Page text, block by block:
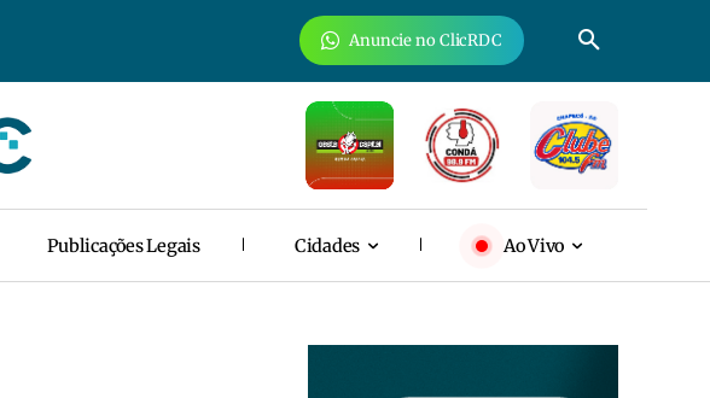
Anuncie no ClicRDC
Publicações Legais Cidades Ao Vivo